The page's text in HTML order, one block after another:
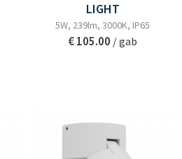
LIGHT
5W, 239lm, 3000K, IP65
€ 105.00 / gab